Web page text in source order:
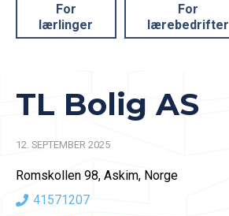
For
lærlinger
For
lærebedrifter
TL Bolig AS
12. SEPTEMBER 2025
Romskollen 98, Askim, Norge
41571207